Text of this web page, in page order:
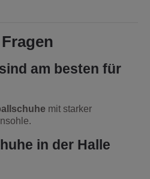
am besten für
mit starker
in der Halle